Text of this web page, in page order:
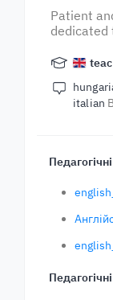
Patient
dedicated
italian